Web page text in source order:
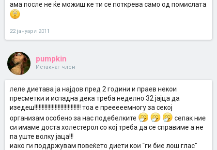
ама после не ќе можиш ке ти се поткрева само од помислата
22 јануари 2011
pumpkin
Истакнат член
леле диетава ја најдов пред 2 години и праев некои
пресметки и испадна дека треба неделно 32 јајца да
изедеш!!!!!!!!!!!!!!!!!!!!!!!!!!!!!!!! тоа е прееееемногу за секој
организам особено за нас подебелките
сепак ние
си имаме доста холестерол со кој треба да се справиме а не
па уште волку јаца!!!
иако ги поддржувам повеќето диети кои "ги бие лош глас"